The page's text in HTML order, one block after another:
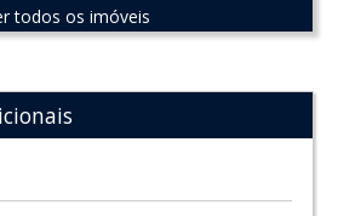
todos os imóveis